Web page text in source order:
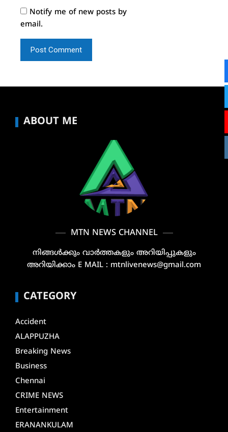
Notify me of new posts by
email.
ABOUT ME
MTN NEWS CHANNEL
നിങ്ങൾക്കും വാർത്തകളും അറിയിപ്പുകളും
അറിയിക്കാം E MAIL : mtnlivenews@gmail.com
CATEGORY
Accident
ALAPPUZHA
Breaking News
Business
Chennai
CRIME NEWS
Entertainment
ERANANKULAM